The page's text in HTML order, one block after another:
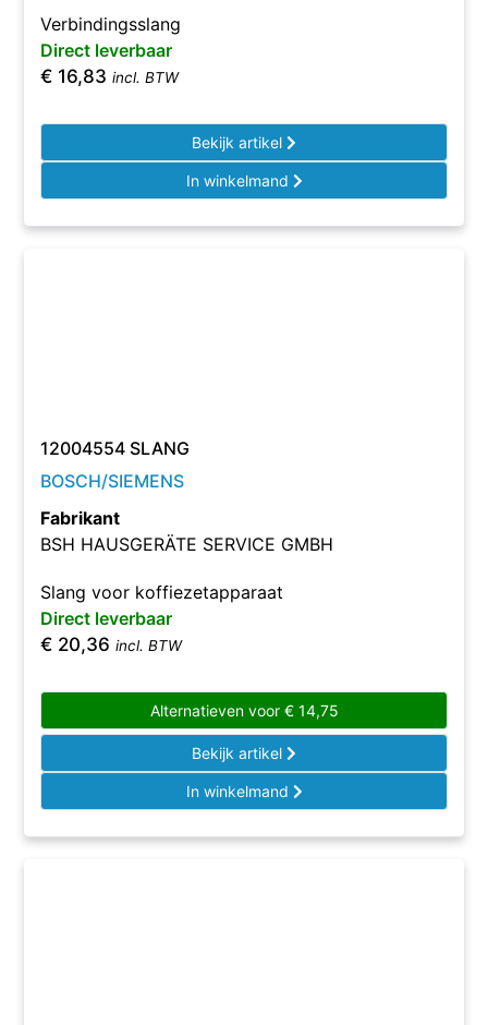
Verbindingsslang
Direct leverbaar
€ 16,83 incl. BTW
Bekijk artikel
In winkelmand
12004554 SLANG
BOSCH/SIEMENS
Fabrikant
BSH HAUSGERÄTE SERVICE GMBH
Slang voor koffiezetapparaat
Direct leverbaar
€ 20,36 incl. BTW
Alternatieven voor €14,75
Bekijk artikel
In winkelmand